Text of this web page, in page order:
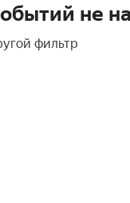
не
фильтр